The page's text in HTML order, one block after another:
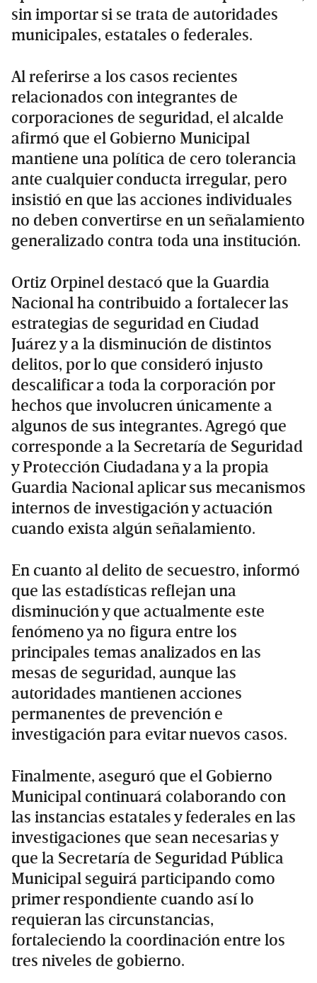
sin importar si se trata de autoridades
municipales, estatales o federales.
Al referirse a los casos recientes
relacionados con integrantes de
corporaciones de seguridad, el alcalde
afirmó que el Gobierno Municipal
mantiene una política de cero tolerancia
ante cualquier conducta irregular, pero
insistió en que las acciones individuales
no deben convertirse en un señalamiento
generalizado contra toda una institución.
Ortiz Orpinel destacó que la Guardia
Nacional ha contribuido a fortalecer las
estrategias de seguridad en Ciudad
Juárez y a la disminución de distintos
delitos, por lo que consideró injusto
descalificar a toda la corporación por
hechos que involucren únicamente a
algunos de sus integrantes. Agregó que
corresponde a la Secretaría de Seguridad
y Protección Ciudadana y a la propia
Guardia Nacional aplicar sus mecanismos
internos de investigación y actuación
cuando exista algún señalamiento.
En cuanto al delito de secuestro, informó
que las estadísticas reflejan una
disminución y que actualmente este
fenómeno ya no figura entre los
principales temas analizados en las
mesas de seguridad, aunque las
autoridades mantienen acciones
permanentes de prevención e
investigación para evitar nuevos casos.
Finalmente, aseguró que el Gobierno
Municipal continuará colaborando con
las instancias estatales y federales en las
investigaciones que sean necesarias y
que la Secretaría de Seguridad Pública
Municipal seguirá participando como
primer respondiente cuando así lo
requieran las circunstancias,
fortaleciendo la coordinación entre los
tres niveles de gobierno.